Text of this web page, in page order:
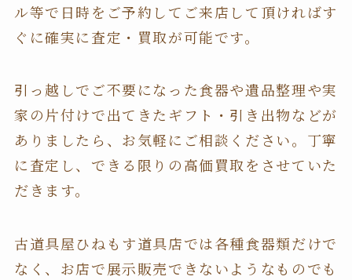
ル等で日時をご予約してご来店して頂ければす
ぐに確実に査定・買取が可能です。
引っ越しでご不要になった食器や遺品整理や実
家の片付けで出てきたギフト・引き出物などが
ありましたら、お気軽にご相談ください。丁寧
に査定し、できる限りの高価買取をさせていた
だきます。
古道具屋ひねもす道具店では各種食器類だけで
なく、お店で展示販売できないようなものでも